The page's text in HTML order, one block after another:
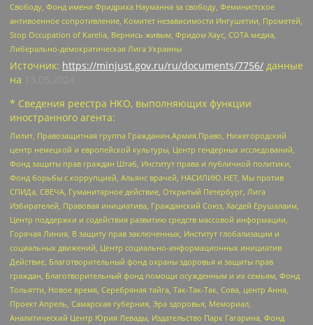
Свободу, Фонд имени Фридриха Науманна за свободу, Феминистское
антивоенное сопротивление, Комитет независимости Ингушетии, Прометей,
Stop Occupation of Karelia, Вернись живым, Фридом Хаус, СОТА медиа,
Либерально-демократическая Лига Украины
Источник: https://minjust.gov.ru/ru/documents/7756/ данные
на
* Сведения реестра НКО, выполняющих функции
иностранного агента:
Лилит, Правозащитная группа Гражданин.Армия.Право, Нижегородский
центр немецкой и европейской культуры, Центр гендерных исследований,
Фонд защиты прав граждан Штаб, Институт права и публичной политики,
Фонд борьбы с коррупцией, Альянс врачей, НАСИЛИЮ.НЕТ, Мы против
СПИДа, СВЕЧА, Гуманитарное действие, Открытый Петербург, Лига
Избирателей, Правовая инициатива, Гражданский Союз, Хасдей Ерушалаим,
Центр поддержки и содействия развитию средств массовой информации,
Горячая Линия, В защиту прав заключенных, Институт глобализации и
социальных движений, Центр социально-информационных инициатив
Действие, Благотворительный фонд охраны здоровья и защиты прав
граждан, Благотворительный фонд помощи осужденным и их семьям, Фонд
Тольятти, Новое время, Серебряная тайга, Так-Так-Так, Сова, центр Анна,
Проект Апрель, Самарская губерния, Эра здоровья, Мемориал,
Аналитический Центр Юрия Левады, Издательство Парк Гагарина, Фонд